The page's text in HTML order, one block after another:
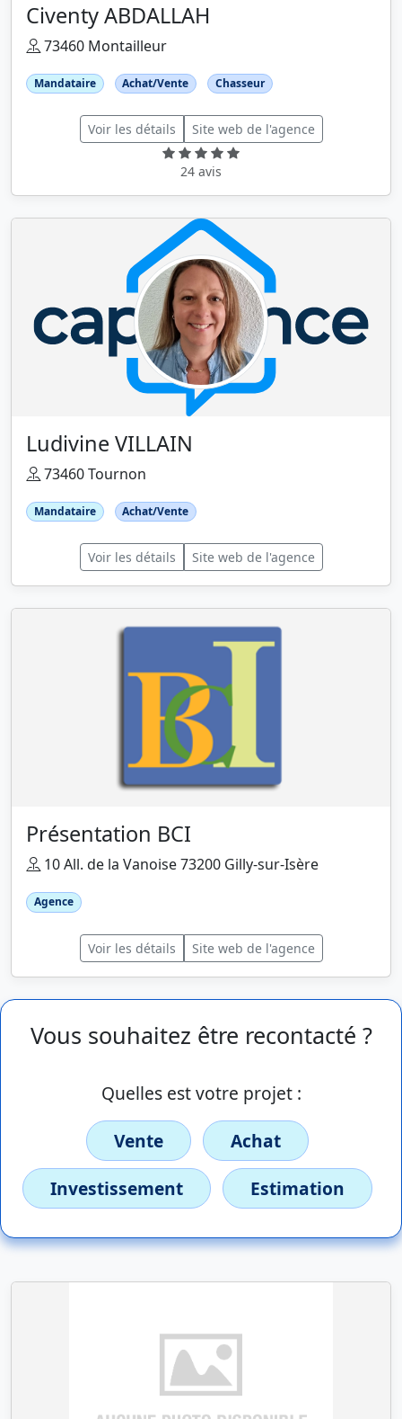
Civenty ABDALLAH
73460 Montailleur
Mandataire Achat/Vente Chasseur
Voir les détails Site web de l'agence
24 avis
Ludivine VILLAIN
73460 Tournon
Mandataire Achat/Vente
Voir les détails Site web de l'agence
Présentation BCI
10 All. de la Vanoise 73200 Gilly-sur-Isère
Agence
Voir les détails Site web de l'agence
Vous souhaitez être recontacté ?
Quelles est votre projet :
Vente
Achat
Investissement
Estimation